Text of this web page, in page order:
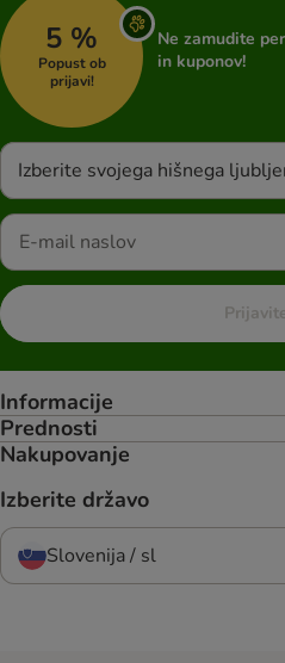
5 %
Popust ob
prijavi!
Ne zamudite
in kuponov!
Izberite svojega hišnega
Informacije
Prednosti
Nakupovanje
Izberite državo
Slovenija / sl